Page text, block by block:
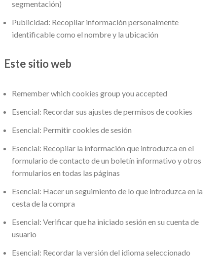
segmentación)
Publicidad: Recopilar información personalmente
identificable como el nombre y la ubicación
Este sitio web
Remember which cookies group you accepted
Esencial: Recordar sus ajustes de permisos de cookies
Esencial: Permitir cookies de sesión
Esencial: Recopilar la información que introduzca en el
formulario de contacto de un boletín informativo y otros
formularios en todas las páginas
Esencial: Hacer un seguimiento de lo que introduzca en la
cesta de la compra
Esencial: Verificar que ha iniciado sesión en su cuenta de
usuario
Esencial: Recordar la versión del idioma seleccionado